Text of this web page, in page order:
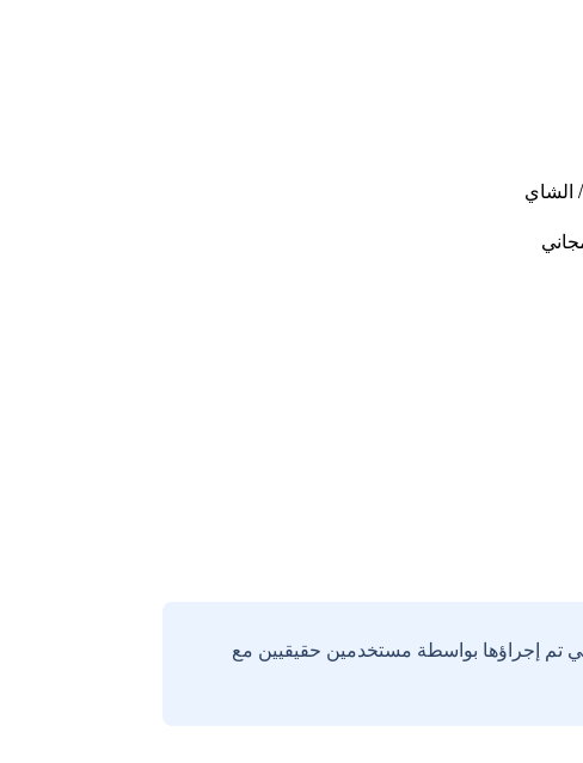
الشاي
تم إجراؤها بواسطة مستخدمين حقيقيين مع